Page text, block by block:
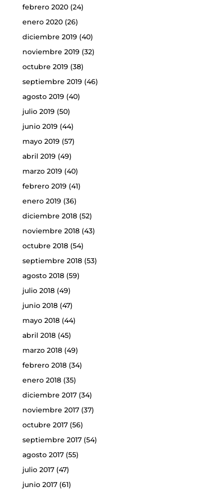
febrero 2020(24)
enero 2020(26)
diciembre 2019 (40)
noviembre 2019 (32)
octubre 2019 (38)
septiembre 2019 (46)
agosto 2019 (40)
julio 2019 (50)
junio 2019 (44)
mayo 2019 (57)
abril 2019 (49)
marzo 2019 (40)
febrero 2019 (41)
enero 2019 (36)
diciembre 2018(52)
noviembre 2018(43)
octubre 2018(54)
septiembre 2018(53)
agosto 2018(59)
julio 2018(49)
junio 2018(47)
mayo 2018(44)
abril 2018(45)
marzo 2018(49)
febrero 2018(34)
enero 2018(35)
diciembre 2017(34)
noviembre 2017(37)
octubre 2017(56)
septiembre 2017(54)
agosto 2017(55)
julio 2017(47)
junio 2017(61)